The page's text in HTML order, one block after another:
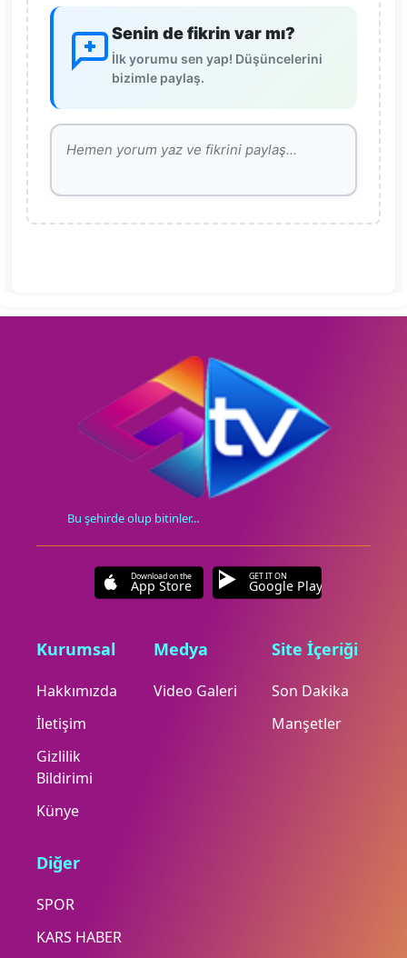
Senin de fikrin var mı?
İlk yorumu sen yap! Düşüncelerini
bizimle paylaş.
Bu şehirde olup bitinler...
Download on the
App Store
GET IT ON
Google Play
Kurumsal
Hakkımızda
İletişim
Gizlilik
Bildirimi
Künye
Medya
Video Galeri
Site İçeriği
Son Dakika
Manşetler
Diğer
SPOR
KARS HABER